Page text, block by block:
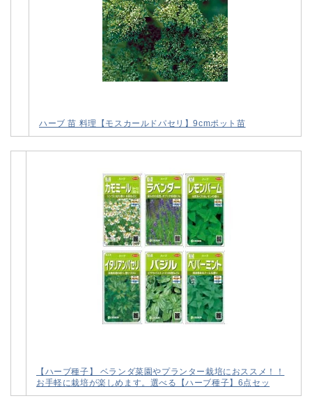
ハーブ 苗 料理【モスカールドパセリ】9cmポット苗
【ハーブ種子】 ベランダ菜園やプランター栽培におススメ！！
お手軽に栽培が楽しめます。選べる【ハーブ種子】6点セッ